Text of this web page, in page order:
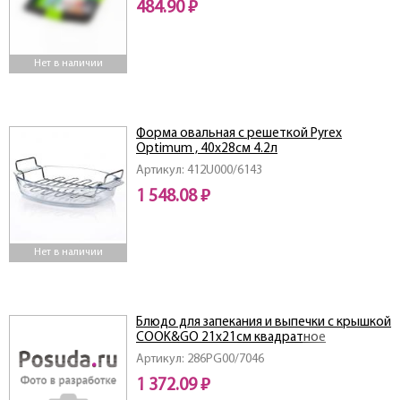
Нет в наличии
484.90 ₽
Нет в наличии
Артикул: 412U000/6143
Форма овальная с решеткой Pyrex
Optimum , 40х28см 4.2л
1 548.08 ₽
Артикул: 286PG00/7046
Блюдо для запекания и выпечки с крышкой
COOK&GO 21х21см квадратное
1 372.09 ₽